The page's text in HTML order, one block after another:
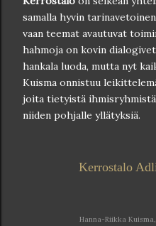
samalla hyvin
vaan teemat avautuvat
hahmoja on kovin
hankala luoda, mutta nyt
Kuisma onnistuu
joita tietyistä ihmisryhmistä
niiden pohjalle yllätyksiä.
Kerrostalo
Hanna-Riikka